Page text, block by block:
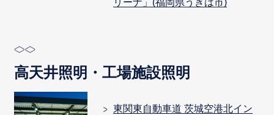
リーナ」(福岡県うきは市)
高天井照明・工場施設照明
東関東自動車道 茨城空港北イン